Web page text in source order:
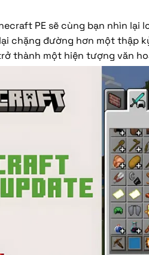
PE sẽ cùng bạn nhìn lại
chặng đường hơn một thập
thành một hiện tượng văn